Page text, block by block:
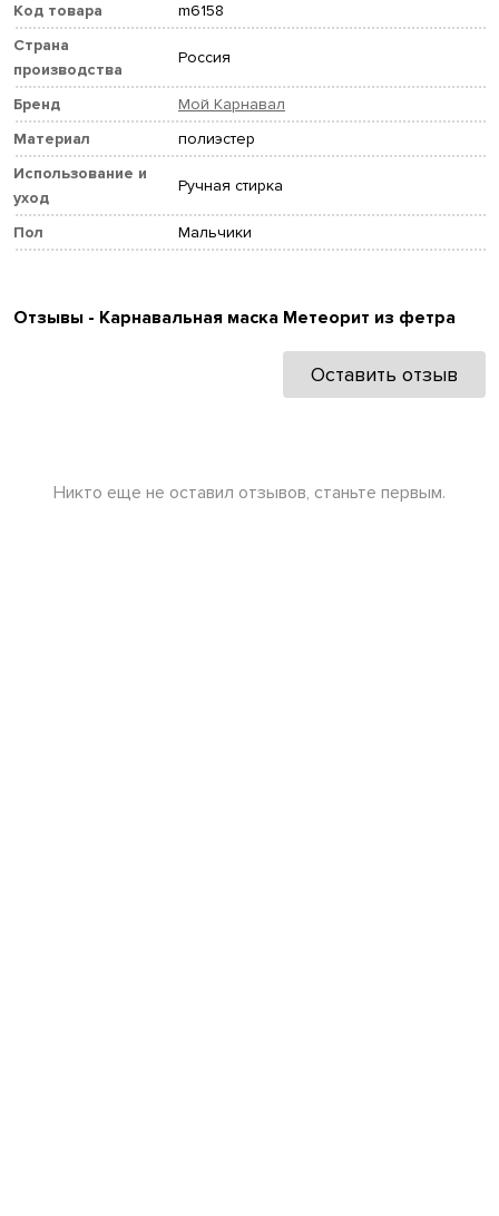
Код товара
m6158
Страна
производства
Россия
Бренд
Мой Карнавал
Материал
полиэстер
Использование и
уход
Ручная стирка
Пол Мальчики
Отзывы - Карнавальная маска Метеорит из фетра
Оставить отзыв
Никто еще не оставил отзывов, станьте первым.